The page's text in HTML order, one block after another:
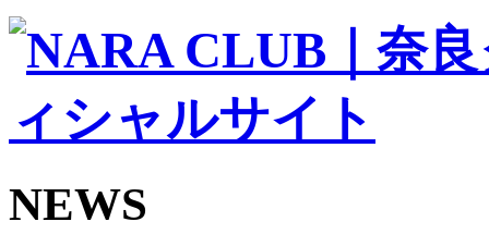
バモス
チアダンススクール
ボランティアチーム「volundeer」
ビクトリーロード
HOMEGAME
観戦ルール＆マナー
Jリーグ運営管理規定
写真・動画使用ガイドライン
NEWS